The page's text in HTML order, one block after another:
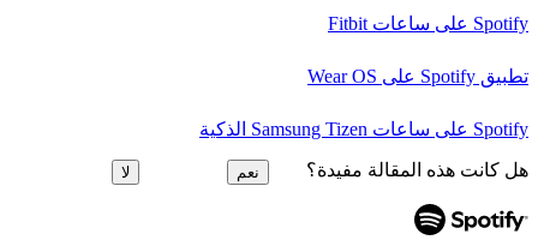
Spotify على ساعات Fitbit
تطبيق Spotify على Wear OS
Spotify على ساعات Samsung Tizen الذكية
هل كانت هذه المقالة مفيدة؟ نعم لا